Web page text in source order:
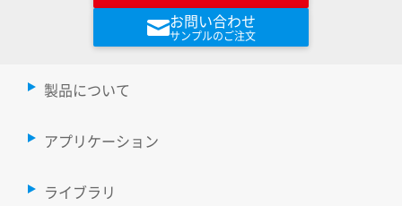
お問い合わせ
サンプルのご注文
製品について
アプリケーション
ライブラリ